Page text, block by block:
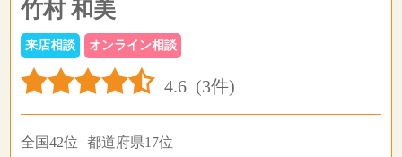
竹村 和美
来店相談 オンライン相談
4.6 (3件)
全国42位 都道府県17位